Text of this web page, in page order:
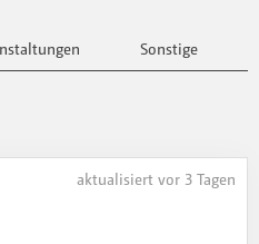
Sonstige
aktualisiert vor 3 Tagen